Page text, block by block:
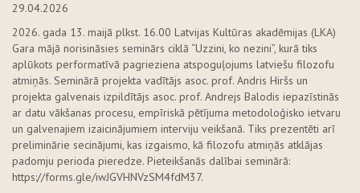
29.04.2026
2026. gada 13. maijā plkst. 16.00 Latvijas Kultūras akadēmijas (LKA)
Gara mājā norisināsies seminārs ciklā “Uzzini, ko nezini”, kurā tiks
aplūkots performatīvā pagrieziena atspoguļojums latviešu filozofu
atmiņās. Seminārā projekta vadītājs asoc. prof. Andris Hiršs un
projekta galvenais izpildītājs asoc. prof. Andrejs Balodis iepazīstinās
ar datu vākšanas procesu, empīriskā pētījuma metodoloģisko ietvaru
un galvenajiem izaicinājumiem interviju veikšanā. Tiks prezentēti arī
preliminārie secinājumi, kas izgaismo, kā filozofu atmiņās atklājas
padomju perioda pieredze. Pieteikšanās dalībai seminārā:
https://forms.gle/iwJGVHNVzSM4fdM37.